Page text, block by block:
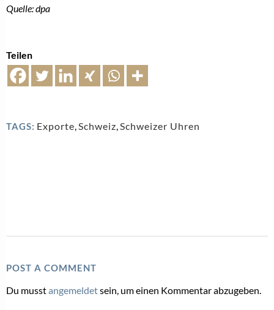
Quelle: dpa
Teilen
TAGS: Exporte,Schweiz,Schweizer Uhren
POST A COMMENT
Du musstangemeldetsein, um einen Kommentar abzugeben.